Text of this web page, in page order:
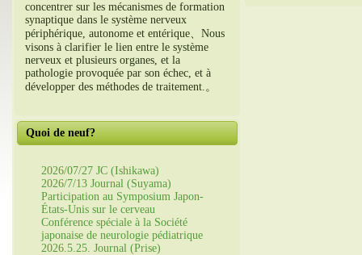
concentrer sur les mécanismes de formation
synaptique dans le système nerveux
périphérique, autonome et entérique、Nous
visons à clarifier le lien entre le système
nerveux et plusieurs organes, et la
pathologie provoquée par son échec, et à
développer des méthodes de traitement.。
Quoi de neuf?
2026/07/27 JC (Ishikawa)
2026/7/13 Journal (Suyama)
Participation au Symposium Japon-
États-Unis sur le cerveau
Conférence spéciale à la Société
japonaise de neurologie pédiatrique
2026.5.25. Journal (Prise)